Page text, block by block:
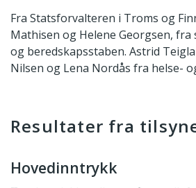
Fra Statsforvalteren i Troms og
Mathisen og Helene Georgsen,
og beredskapsstaben. Astrid
Nilsen og Lena Nordås fra helse-
Resultater fra
Hovedinntrykk